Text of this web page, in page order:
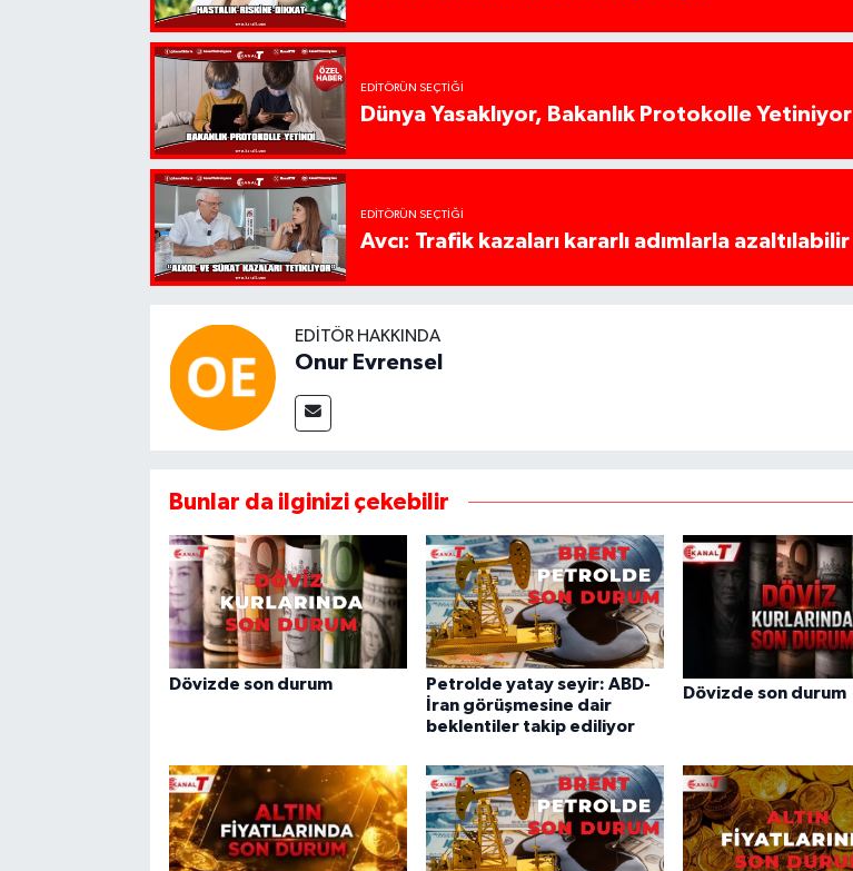
EDITÖRÜN SEÇTIĞI
Dünya Yasaklıyor, Bakanlık Protokolle Yetiniyor
EDITÖRÜN SEÇTIĞI
Avcı: Trafik kazaları kararlı adımlarla azaltılabilir
EDITÖR HAKKINDA
Onur Evrensel
Bunlar da ilginizi çekebilir
Dövizde son durum
Petrolde yatay seyir: ABD-
İran görüşmesine dair
beklentiler takip ediliyor
Dövizde son durum